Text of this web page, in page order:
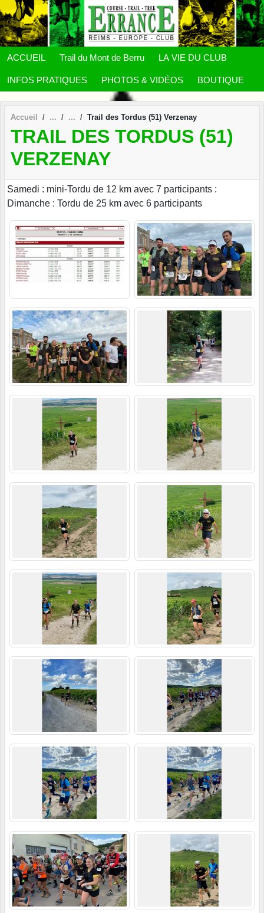
ACCUEIL Trail du Mont de Berru LA VIE DU CLUB
INFOS PRATIQUES PHOTOS & VIDÉOS BOUTIQUE
Accueil Trail des Tordus (51) Verzenay
TRAIL DES TORDUS (51)
VERZENAY
Samedi : mini-Tordu de 12 km avec 7 participants :
Dimanche : Tordu de 25 km avec 6 participants
Panneau de gestion des cookies